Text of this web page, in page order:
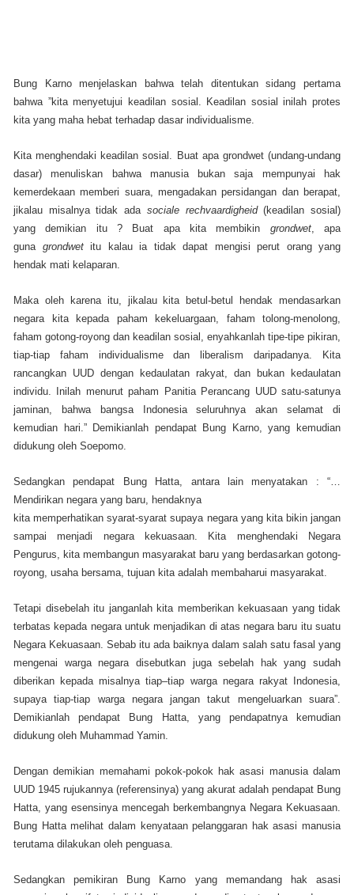
Bung Karno menjelaskan bahwa telah ditentukan sidang pertama
bahwa ”kita menyetujui keadilan sosial. Keadilan sosial inilah protes
kita yang maha hebat terhadap dasar individualisme.
Kita menghendaki keadilan sosial. Buat apa grondwet (undang-undang
dasar) menuliskan bahwa manusia bukan saja mempunyai hak
kemerdekaan memberi suara, mengadakan persidangan dan berapat,
jikalau misalnya tidak ada sociale rechvaardigheid(keadilan sosial)
yang demikian itu ? Buat apa kita membikin grondwet, apa
guna grondwetitu kalau ia tidak dapat mengisi perut orang yang
hendak mati kelaparan.
Maka oleh karena itu, jikalau kita betul-betul hendak mendasarkan
negara kita kepada paham kekeluargaan, faham tolong-menolong,
faham gotong-royong dan keadilan sosial, enyahkanlah tipe-tipe pikiran,
tiap-tiap faham individualisme dan liberalism daripadanya. Kita
rancangkan UUD dengan kedaulatan rakyat, dan bukan kedaulatan
individu. Inilah menurut paham Panitia Perancang UUD satu-satunya
jaminan, bahwa bangsa Indonesia seluruhnya akan selamat di
kemudian hari.” Demikianlah pendapat Bung Karno, yang kemudian
didukung oleh Soepomo.
Sedangkan pendapat Bung Hatta, antara lain menyatakan : “…
Mendirikan negara yang baru, hendaknya
kita memperhatikan syarat-syarat supaya negara yang kita bikin jangan
sampai menjadi negara kekuasaan. Kita menghendaki Negara
Pengurus, kita membangun masyarakat baru yang berdasarkan gotong-
royong, usaha bersama, tujuan kita adalah membaharui masyarakat.
Tetapi disebelah itu janganlah kita memberikan kekuasaan yang tidak
terbatas kepada negara untuk menjadikan di atas negara baru itu suatu
Negara Kekuasaan. Sebab itu ada baiknya dalam salah satu fasal yang
mengenai warga negara disebutkan juga sebelah hak yang sudah
diberikan kepada misalnya tiap–tiap warga negara rakyat Indonesia,
supaya tiap-tiap warga negara jangan takut mengeluarkan suara”.
Demikianlah pendapat Bung Hatta, yang pendapatnya kemudian
didukung oleh Muhammad Yamin.
Dengan demikian memahami pokok-pokok hak asasi manusia dalam
UUD 1945 rujukannya (referensinya) yang akurat adalah pendapat Bung
Hatta, yang esensinya mencegah berkembangnya Negara Kekuasaan.
Bung Hatta melihat dalam kenyataan pelanggaran hak asasi manusia
terutama dilakukan oleh penguasa.
Sedangkan pemikiran Bung Karno yang memandang hak asasi